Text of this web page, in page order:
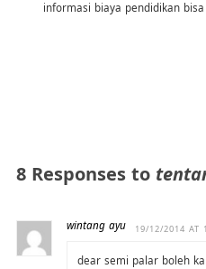
informasi biaya pendidikan
8 Responses to
wintang ayu 19/12/2014 AT
dear semi palar boleh